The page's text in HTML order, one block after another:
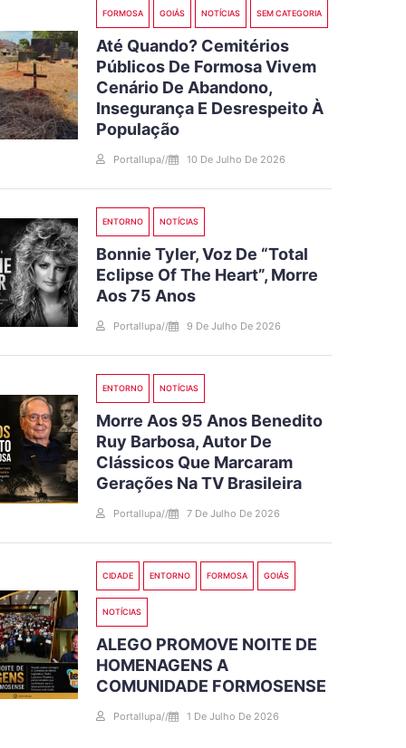
FORMOSA GOIÁS NOTÍCIAS SEM CATEGORIA
Até Quando? Cemitérios
Públicos De Formosa Vivem
Cenário De Abandono,
Insegurança E Desrespeito À
População
Portallupa// 10 De Julho De 2026
ENTORNO NOTÍCIAS
Bonnie Tyler, Voz De “Total
Eclipse Of The Heart”, Morre
Aos 75 Anos
Portallupa// 9 De Julho De 2026
ENTORNO NOTÍCIAS
Morre Aos 95 Anos Benedito
Ruy Barbosa, Autor De
Clássicos Que Marcaram
Gerações Na TV Brasileira
Portallupa// 7 De Julho De 2026
CIDADE ENTORNO FORMOSA GOIÁS
NOTÍCIAS
ALEGO PROMOVE NOITE DE
HOMENAGENS A
COMUNIDADE FORMOSENSE
Portallupa// 1 De Julho De 2026